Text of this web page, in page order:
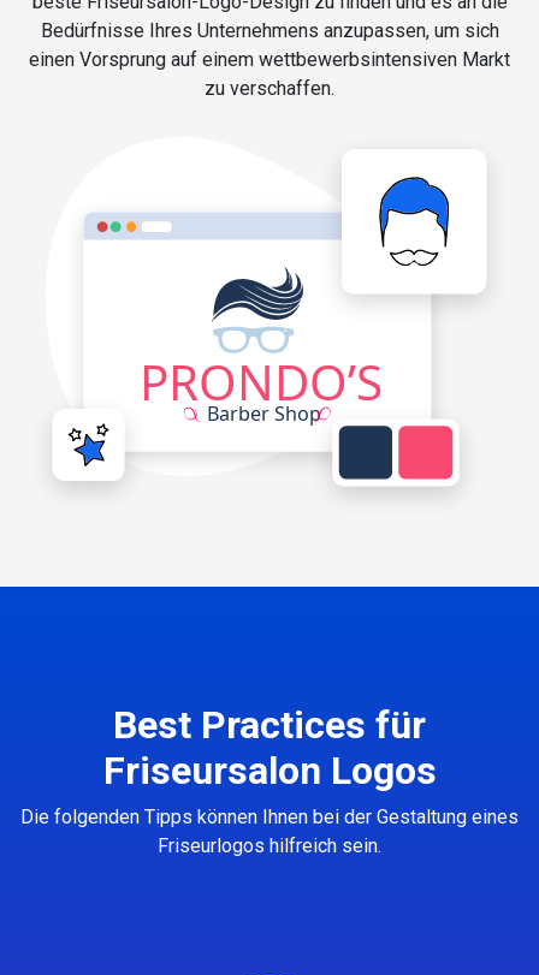
Bedürfnisse Ihres Unternehmens anzupassen, um sich
einen Vorsprung auf einem wettbewerbsintensiven Markt
zu verschaffen.
Best Practices für
Friseursalon Logos
Die folgenden Tipps können Ihnen bei der Gestaltung eines
Friseurlogos hilfreich sein.